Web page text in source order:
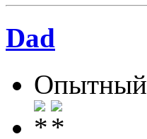
Dad
Опытный